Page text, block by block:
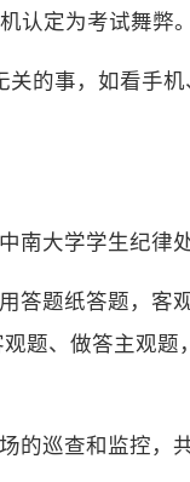
认定为考试舞弊。
的事，如看手
大学学生纪律
答题纸答题，客
题、做答主观题
巡查和监控，